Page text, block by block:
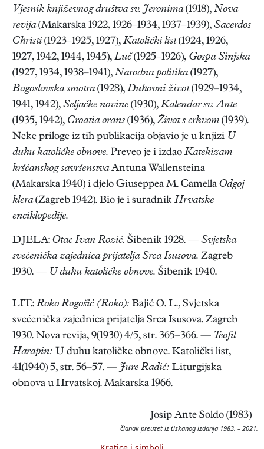
Vjesnik književnog društva sv. Jeronima(1918), Nova
revija(Makarska 1922, 1926–1934, 1937–1939), Sacerdos
Christi (1923–1925, 1927), Katolički list(1924, 1926,
1927, 1942, 1944, 1945), Luč(1925–1926), Gospa Sinjska
(1927, 1934, 1938–1941), Narodna politika(1927),
Bogoslovska smotra(1928), Duhovni život(1929–1934,
1941, 1942), Seljačke novine (1930), Kalendar sv. Ante
(1935, 1942), Croatia orans (1936), Život s crkvom (1939).
Neke priloge iz tih publikacija objavio je u knjizi U
duhu katoličke obnove. Preveo je i izdao Katekizam
kršćanskog savršenstvaAntuna Wallensteina
(Makarska 1940) i djelo Giuseppea M. Camella Odgoj
klera(Zagreb 1942). Bio je i suradnik Hrvatske
enciklopedije.
DJELA: Otac Ivan Rozić. Šibenik 1928. — Svjetska
svećenička zajednica prijatelja Srca Isusova. Zagreb
1930. — U duhu katoličke obnove. Šibenik 1940.
LIT.: Roko Rogošić (Roko): Bajić O. L., Svjetska
svećenička zajednica prijatelja Srca Isusova. Zagreb
1930. Nova revija, 9(1930) 4/5, str. 365–366. — Teofil
Harapin: U duhu katoličke obnove. Katolički list,
41(1940) 5, str. 56–57. — Jure Radić: Liturgijska
obnova u Hrvatskoj. Makarska 1966.
Josip Ante Soldo (1983)
članak preuzet iz tiskanog izdanja 1983. – 2021.